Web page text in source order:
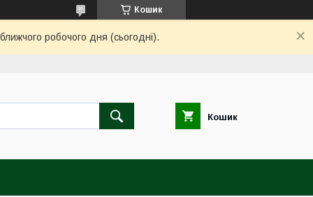
Кошик
робочого дня (сьогодні).
Кошик